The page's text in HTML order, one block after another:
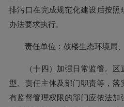
排污口在完成规范化建设后按照
办法要求执行。
责任单位：鼓楼生态环境局
（十四）加强日常监管。区
型、责任主体及部门职责等，落
有监督管理权限的部门应依法加